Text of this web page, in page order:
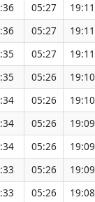
05:27 19:11
05:27 19:11
05:27 19:11
05:26 19:10
05:26 19:10
05:26 19:09
05:26 19:09
05:26 19:09
05:26 19:08